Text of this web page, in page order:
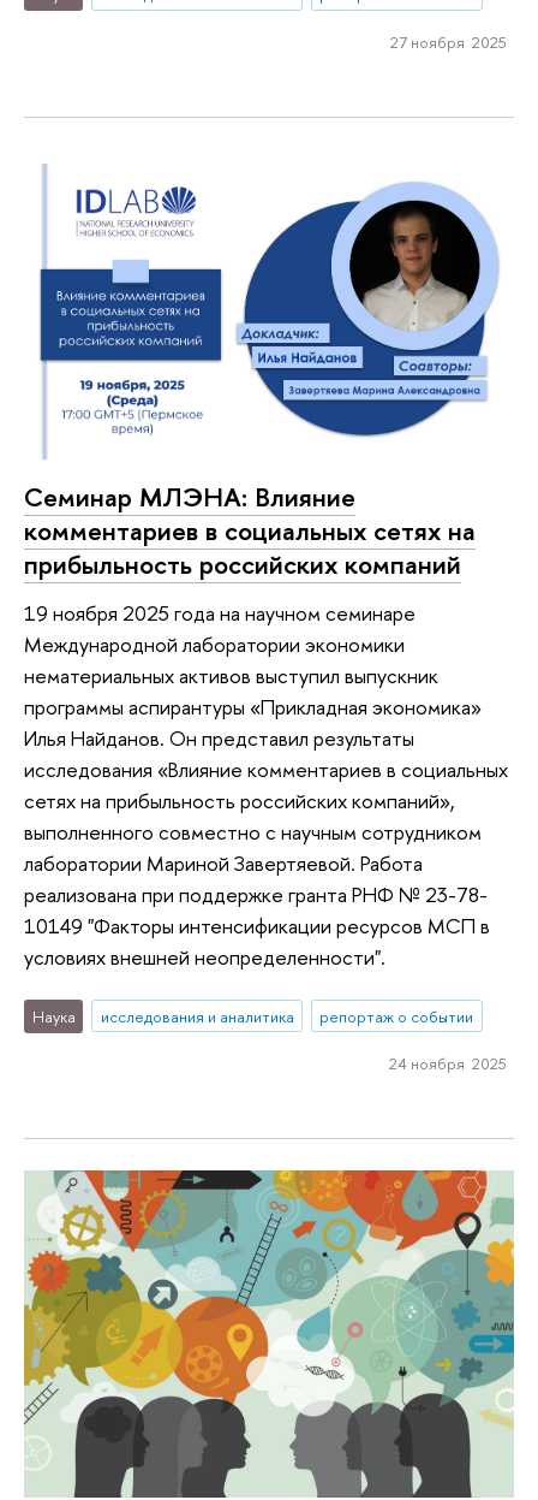
27 ноября 2025
Семинар МЛЭНА: Влияние
комментариев в социальных сетях на
прибыльность российских компаний
19 ноября 2025 года на научном семинаре
Международной лаборатории экономики
нематериальных активов выступил выпускник
программы аспирантуры «Прикладная экономика»
Илья Найданов. Он представил результаты
исследования «Влияние комментариев в социальных
сетях на прибыльность российских компаний»,
выполненного совместно с научным сотрудником
лаборатории Мариной Завертяевой. Работа
реализована при поддержке гранта РНФ № 23-78-
10149 "Факторы интенсификации ресурсов МСП в
условиях внешней неопределенности".
Наука исследования и аналитика репортаж о событии
24 ноября 2025